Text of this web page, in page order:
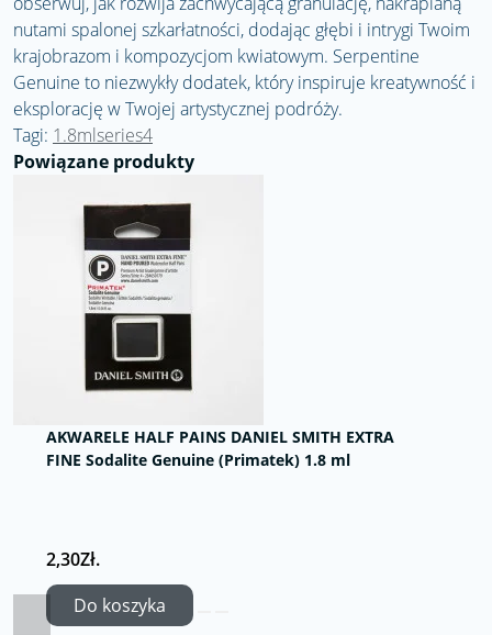
nutami spalonej szkarłatności, dodając głębi i intrygi Twoim
krajobrazom i kompozycjom kwiatowym. Serpentine
Genuine to niezwykły dodatek, który inspiruje kreatywność i
eksplorację w Twojej artystycznej podróży.
Tagi: 1.8mlseries4
Powiązane produkty
AKWARELE HALF PAINS DANIEL SMITH EXTRA
FINE Sodalite Genuine (Primatek) 1.8 ml
2,30Zł.
Do koszyka